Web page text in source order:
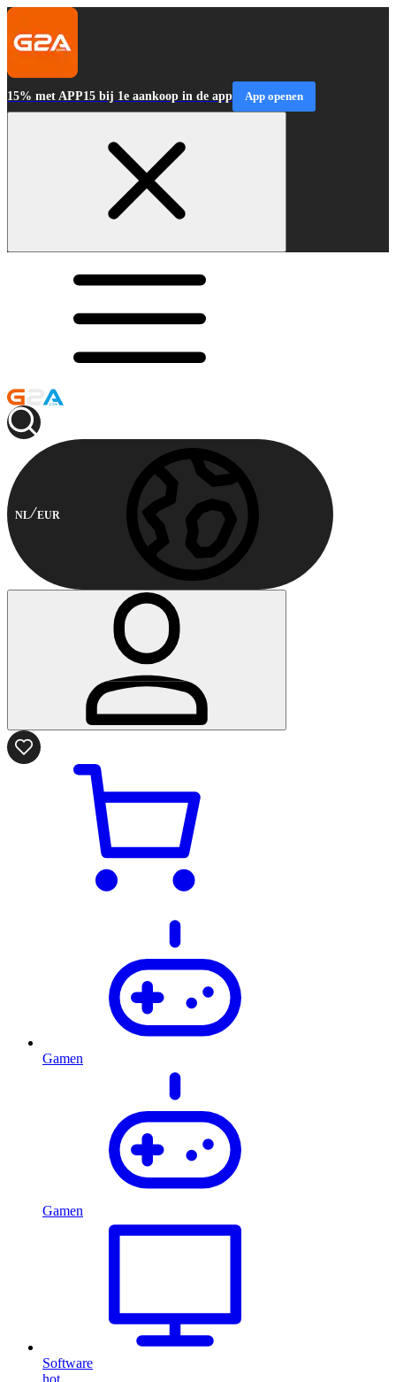
15% met APP15 bij 1e aankoop in de app App openen
NL EUR
Gamen
Gamen
Software
hot